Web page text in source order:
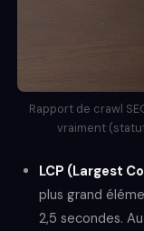
Rapport de crawl
vraiment
LCP (Largest
plus grand
2,5 secondes.